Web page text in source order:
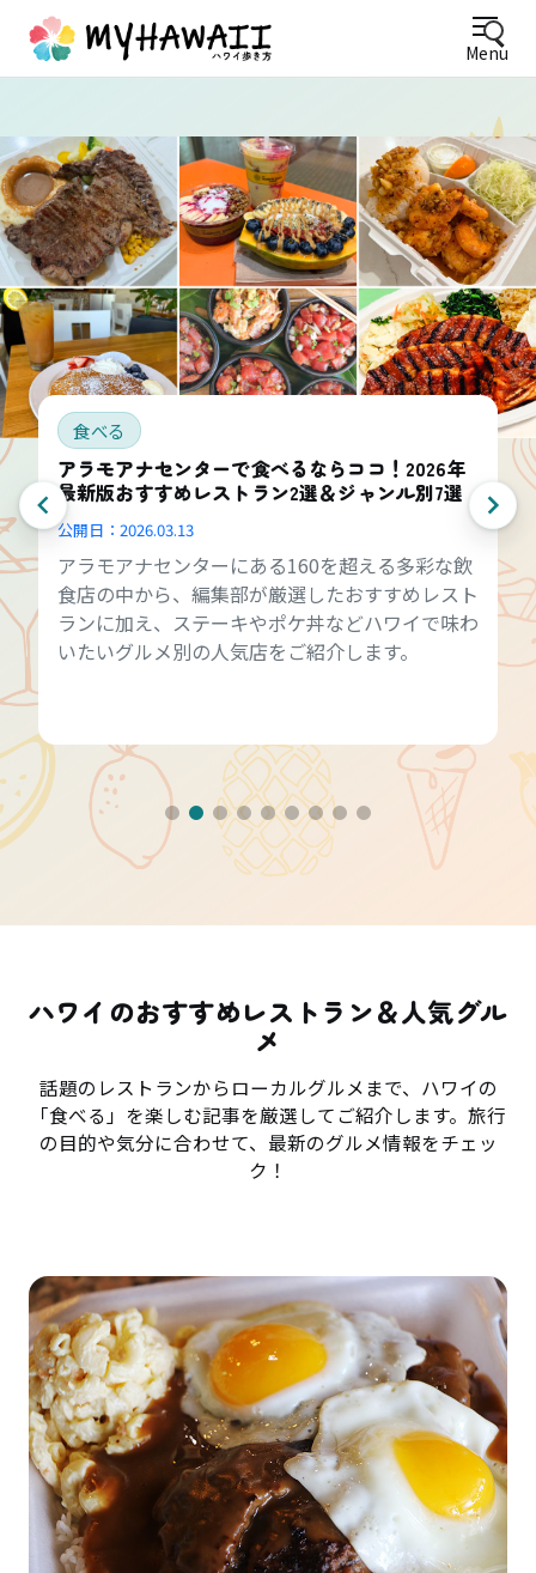
Menu
食べる
アラモアナセンターで食べるならココ！2026年
最新版おすすめレストラン2選＆ジャンル別7選
公開日： 2026.03.13
アラモアナセンターにある160を超える多彩な飲
食店の中から、編集部が厳選したおすすめレスト
ランに加え、ステーキやポケ丼などハワイで味わ
いたいグルメ別の人気店をご紹介します。
ハワイのおすすめレストラン＆人気グル
メ
話題のレストランからローカルグルメまで、ハワイの
「食べる」を楽しむ記事を厳選してご紹介します。旅行
の目的や気分に合わせて、最新のグルメ情報をチェッ
ク！